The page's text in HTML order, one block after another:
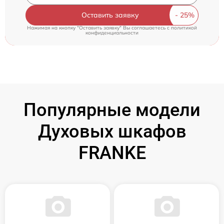
Оставить заявку
Нажимая на кнопку "Оставить заявку" Вы соглашаетесь cполитикой
конфиденциальности
Популярные модели
Духовых шкафов
FRANKE